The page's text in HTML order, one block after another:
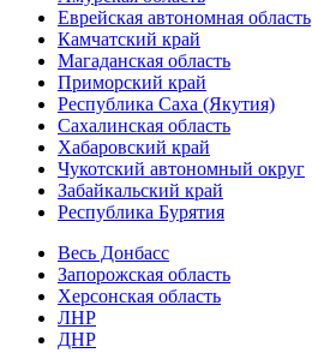
Еврейская автономная область
Камчатский край
Магаданская область
Приморский край
Республика Саха (Якутия)
Сахалинская область
Хабаровский край
Чукотский автономный округ
Забайкальский край
Республика Бурятия
Весь Донбасс
Запорожская область
Херсонская область
ЛНР
ДНР